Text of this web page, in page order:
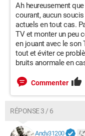
Ah heureusement
courant, aucun
actuels en tout cas.
TV et monter un peu
en jouant avec le son
tout et éviter ce
bruits anormale en
Commenter
RÉPONSE 3 / 6
Andy31200